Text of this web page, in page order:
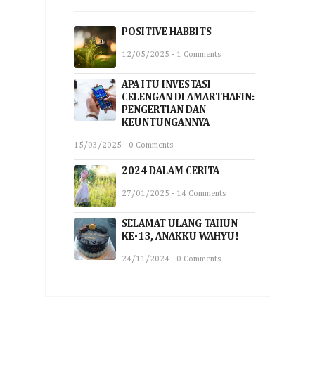
POSITIVE HABBITS
12/05/2025 - 1 Comments
APA ITU INVESTASI
CELENGAN DI AMARTHAFIN:
PENGERTIAN DAN
KEUNTUNGANNYA
15/03/2025 - 0 Comments
2024 DALAM CERITA
27/01/2025 - 14 Comments
SELAMAT ULANG TAHUN
KE-13, ANAKKU WAHYU!
24/11/2024 - 0 Comments